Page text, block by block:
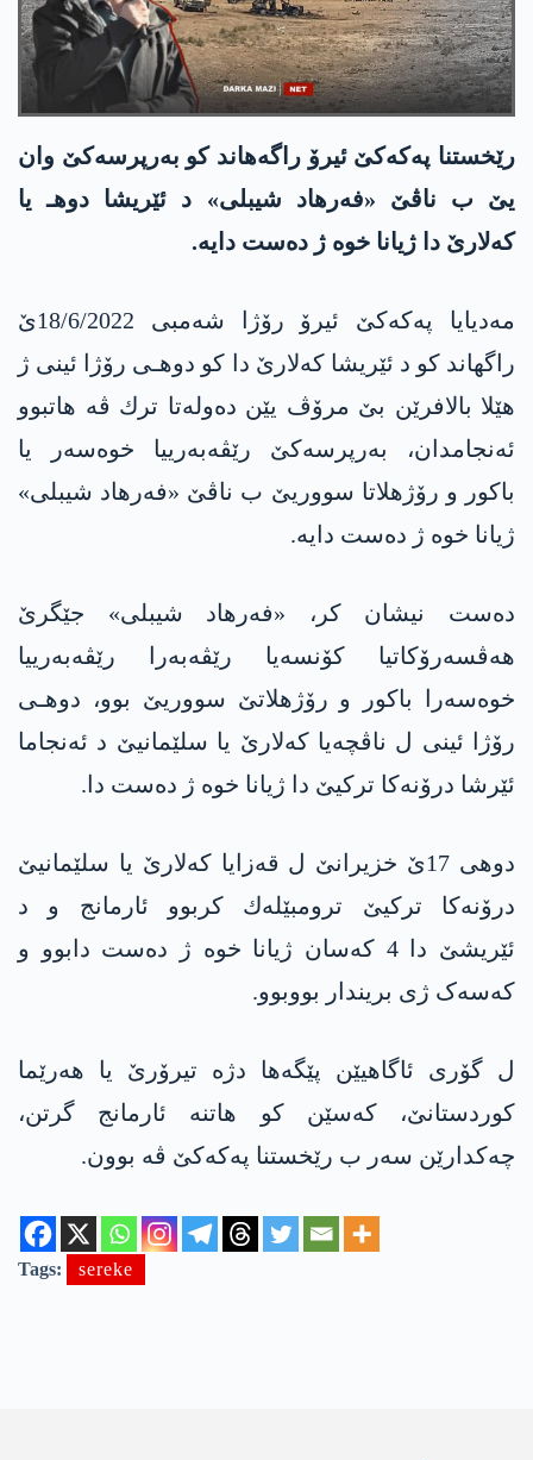
رێخستنا په‌كه‌كێ ئیرۆ راگه‌هاند كو به‌رپرسه‌كێ وان
یێ ب ناڤێ «فەرهاد شیبلی» د ئێریشا دوهـ یا
كه‌لارێ دا‌ ژیانا خوه‌ ژ ده‌ست دایه‌.
مه‌دیایا په‌كه‌كێ ئیرۆ رۆژا شه‌مبی 18/6/2022ێ
راگهاند كو د ئێریشا كه‌لارێ دا كو دوهـی رۆژا ئینی ژ
هێلا بالافرێن بێ مرۆڤ یێن ده‌وله‌تا ترك ڤه‌ هاتبوو
ئه‌نجامدان، به‌رپرسه‌كێ رێڤه‌به‌رییا خوه‌سه‌ر یا
باكور و رۆژهلاتا سووریێ ب ناڤێ «فەرهاد شیبلی»
ژیانا خوه‌ ژ ده‌ست دایه‌.
ده‌ست نیشان كر، «فەرهاد شیبلی» جێگرێ
هەڤسەرۆکاتیا کۆنسەیا رێڤەبەرا رێڤەبەريیا
خوەسەرا باکور و رۆژهلاتێ سووریێ بوو، دوهـی
رۆژا ئینی ل ناڤچەیا کەلارێ یا سلێمانیێ د ئەنجاما
ئێرشا درۆنەکا ترکیێ دا ژیانا خوە ژ دەست دا.
دوهی 17ێ خزیرانێ ل قەزایا کەلارێ یا سلێمانیێ
درۆنەکا‌ ترکیێ ترومبێله‌ك کربوو ئارمانج و د
ئێریشێ دا 4 کەسان ژیانا خوە ژ دەست دابوو و
کەسەک ژی بریندار بووبوو.
ل گۆری ئاگاهیێن پێگه‌ها دژه‌ تیرۆرێ یا هه‌رێما
كوردستانێ، كه‌سێن كو هاتنه‌ ئارمانج گرتن،
چه‌كدارێن سه‌ر ب رێخستنا په‌كه‌كێ ڤه‌ بوون.
Tags: sereke